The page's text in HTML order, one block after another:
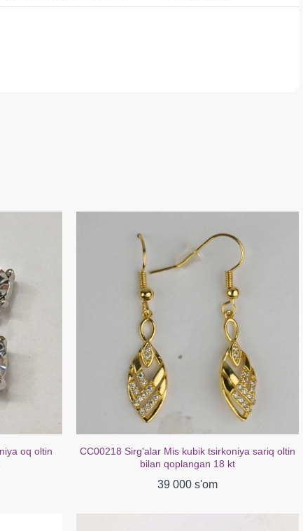
sariq oltin
CC00316 Sirg'alar mis kubik zirkoniya oq oltin
bilan qoplangan 18K
39 000 s'om